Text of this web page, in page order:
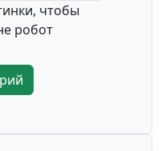
чтобы
робот